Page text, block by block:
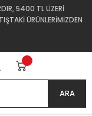
5400 TL ÜZERİ
ÜRÜNLERİMİZDEN
ARA